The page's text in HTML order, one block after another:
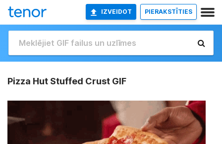
IZVEIDOT PIERAKSTĪTIES
Pizza Hut Stuffed Crust GIF